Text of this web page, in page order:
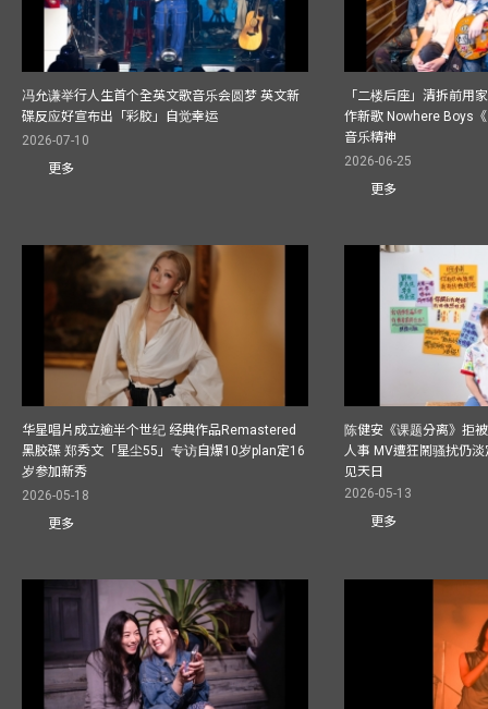
冯允谦举行人生首个全英文歌音乐会圆梦 英文新
碟反应好宣布出「彩胶」自觉幸运
2026-07-10
更多
「二楼后座」清拆前用
作新歌 Nowhere Boys
音乐精神
2026-06-25
更多
华星唱片成立逾半个世纪 经典作品Remastered
黑胶碟 郑秀文「星尘55」专访自爆10岁plan定16
岁参加新秀
2026-05-18
更多
陈健安《课题分离》拒
人事 MV遭狂鬧骚扰仍
见天日
2026-05-13
更多